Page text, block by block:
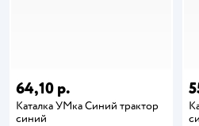
64,10 р.
Каталка УМка Синий трактор
синий